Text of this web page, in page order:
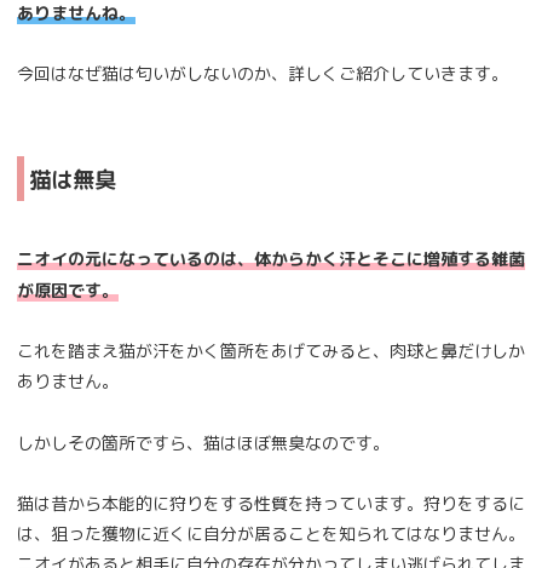
ありませんね。
今回はなぜ猫は匂いがしないのか、詳しくご紹介していきます。
猫は無臭
ニオイの元になっているのは、体からかく汗とそこに増殖する雑菌
が原因です。
これを踏まえ猫が汗をかく箇所をあげてみると、肉球と鼻だけしか
ありません。
しかしその箇所ですら、猫はほぼ無臭なのです。
猫は昔から本能的に狩りをする性質を持っています。狩りをするに
は、狙った獲物に近くに自分が居ることを知られてはなりません。